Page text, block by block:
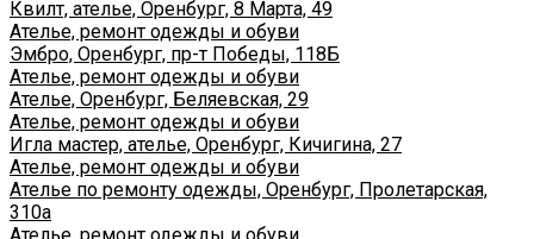
Квилт, ателье, Оренбург, 8 Марта, 49
Ателье, ремонт одежды и обуви
Эмбро, Оренбург, пр-т Победы, 118Б
Ателье, ремонт одежды и обуви
Ателье, Оренбург, Беляевская, 29
Ателье, ремонт одежды и обуви
Игла мастер, ателье, Оренбург, Кичигина, 27
Ателье, ремонт одежды и обуви
Ателье по ремонту одежды, Оренбург, Пролетарская,
310а